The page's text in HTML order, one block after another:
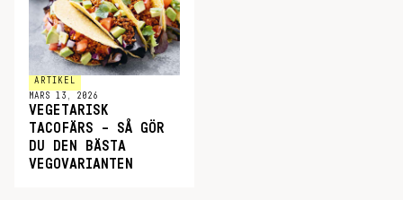
ARTIKEL
MARS 13, 2026
VEGETARISK
TACOFÄRS – SÅ GÖR
DU DEN BÄSTA
VEGOVARIANTEN